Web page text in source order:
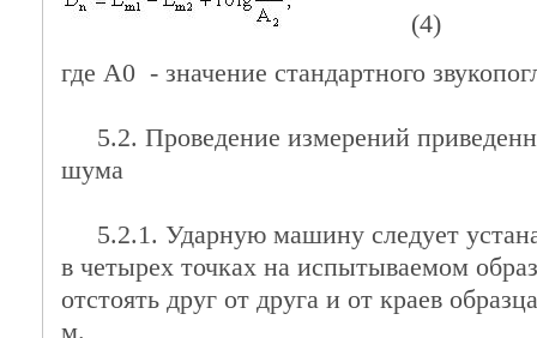
(4)
где A0 - значение стандартного
5.2. Проведение измерений
шума
5.2.1. Ударную машину следует
в четырех точках на испытываемом
отстоять друг от друга и от краев
м.